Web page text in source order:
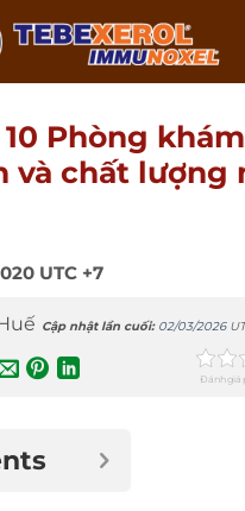
Phòng
và chất lượng
UTC +7
Cập nhật lần cuối: 02/03/2026
Đánh giá